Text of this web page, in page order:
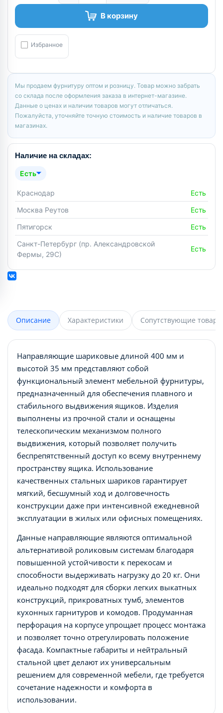
В корзину
Избранное
Мы продаем фурнитуру оптом и розницу. Товар можно забрать
со склада после оформления заказа в интернет-магазине.
Данные о ценах и наличии товаров могут отличаться.
Пожалуйста, уточняйте точную стоимость и наличие товаров в
магазинах.
Наличие на складах:
Есть
Краснодар
Есть
Москва Реутов
Есть
Пятигорск
Есть
Санкт-Петербург (пр. Александровской
Фермы, 29С)
Есть
Описание Характеристики Сопутствующие товары
Направляющие шариковые длиной 400 мм и
высотой 35 мм представляют собой
функциональный элемент мебельной фурнитуры,
предназначенный для обеспечения плавного и
стабильного выдвижения ящиков. Изделия
выполнены из прочной стали и оснащены
телескопическим механизмом полного
выдвижения, который позволяет получить
беспрепятственный доступ ко всему внутреннему
пространству ящика. Использование
качественных стальных шариков гарантирует
мягкий, бесшумный ход и долговечность
конструкции даже при интенсивной ежедневной
эксплуатации в жилых или офисных помещениях.
Данные направляющие являются оптимальной
альтернативой роликовым системам благодаря
повышенной устойчивости к перекосам и
способности выдерживать нагрузку до 20 кг. Они
идеально подходят для сборки легких выкатных
конструкций, прикроватных тумб, элементов
кухонных гарнитуров и комодов. Продуманная
перфорация на корпусе упрощает процесс монтажа
и позволяет точно отрегулировать положение
фасада. Компактные габариты и нейтральный
стальной цвет делают их универсальным
решением для современной мебели, где требуется
сочетание надежности и комфорта в
использовании.